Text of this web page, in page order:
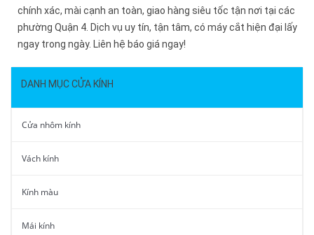
chính xác, mài cạnh an toàn, giao hàng siêu tốc tận nơi tại các
phường Quận 4. Dịch vụ uy tín, tận tâm, có máy cắt hiện đại lấy
ngay trong ngày. Liên hệ báo giá ngay!
DANH MỤC CỬA KÍNH
Cửa nhôm kính
Vách kính
Kính màu
Mái kính